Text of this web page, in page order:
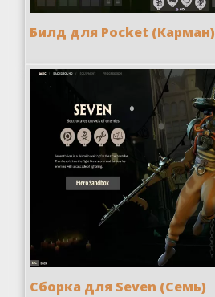
Билд для Pocket (Карман)
Сборка для Seven (Семь)